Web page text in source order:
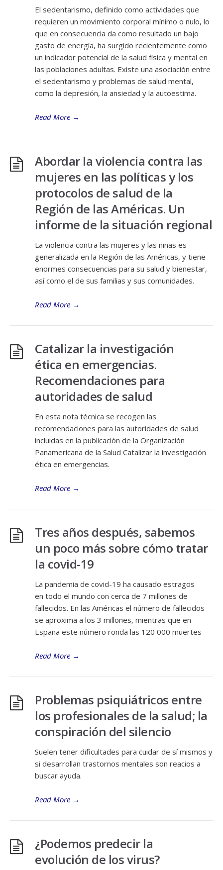
El sedentarismo, definido como actividades que
requieren un movimiento corporal mínimo o nulo, lo
que en consecuencia da como resultado un bajo
gasto de energía, ha surgido recientemente como
un indicador potencial de la salud física y mental en
las poblaciones adultas. Existe una asociación entre
el sedentarismo y problemas de salud mental,
como la depresión, la ansiedad y la autoestima.
Read More →
Abordar la violencia contra las
mujeres en las políticas y los
protocolos de salud de la
Región de las Américas. Un
informe de la situación regional
La violencia contra las mujeres y las niñas es
generalizada en la Región de las Américas, y tiene
enormes consecuencias para su salud y bienestar,
así como el de sus familias y sus comunidades.
Read More →
Catalizar la investigación
ética en emergencias.
Recomendaciones para
autoridades de salud
En esta nota técnica se recogen las
recomendaciones para las autoridades de salud
incluidas en la publicación de la Organización
Panamericana de la Salud Catalizar la investigación
ética en emergencias.
Read More →
Tres años después, sabemos
un poco más sobre cómo tratar
la covid-19
La pandemia de covid-19 ha causado estragos
en todo el mundo con cerca de 7 millones de
fallecidos. En las Américas el número de fallecidos
se aproxima a los 3 millones, mientras que en
España este número ronda las 120 000 muertes
Read More →
Problemas psiquiátricos entre
los profesionales de la salud; la
conspiración del silencio
Suelen tener dificultades para cuidar de sí mismos y
si desarrollan trastornos mentales son reacios a
buscar ayuda.
Read More →
¿Podemos predecir la
evolución de los virus?